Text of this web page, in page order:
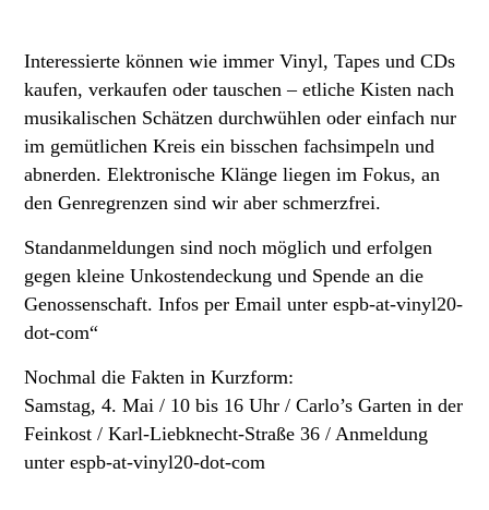
Interessierte können wie immer Vinyl, Tapes und CDs
kaufen, verkaufen oder tauschen – etliche Kisten nach
musikalischen Schätzen durchwühlen oder einfach nur
im gemütlichen Kreis ein bisschen fachsimpeln und
abnerden. Elektronische Klänge liegen im Fokus, an
den Genregrenzen sind wir aber schmerzfrei.
Standanmeldungen sind noch möglich und erfolgen
gegen kleine Unkostendeckung und Spende an die
Genossenschaft. Infos per Email unter espb-at-vinyl20-
dot-com“
Nochmal die Fakten in Kurzform:
Samstag, 4. Mai / 10 bis 16 Uhr / Carlo’s Garten in der
Feinkost / Karl-Liebknecht-Straße 36 / Anmeldung
unter espb-at-vinyl20-dot-com